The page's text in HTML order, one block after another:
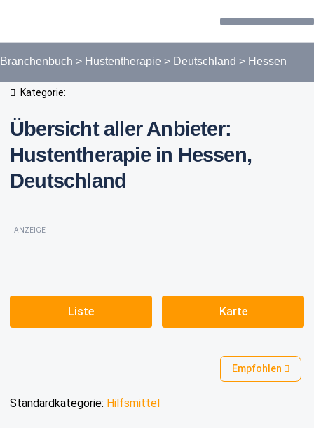
Branchenbuch > Hustentherapie > Deutschland > Hessen
Kategorie:
Übersicht aller Anbieter:
Hustentherapie in Hessen,
Deutschland
ANZEIGE
Liste Karte
Empfohlen
Standardkategorie: Hilfsmittel